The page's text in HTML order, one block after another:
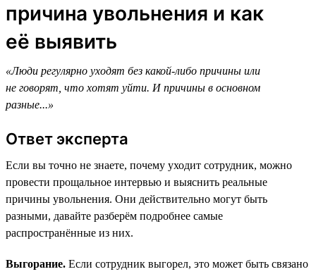
причина увольнения и как
её выявить
«Люди регулярно уходят без какой-либо причины или
не говорят, что хотят уйти. И причины в основном
разные...»
Ответ эксперта
Если вы точно не знаете, почему уходит сотрудник, можно
провести прощальное интервью и выяснить реальные
причины увольнения. Они действительно могут быть
разными, давайте разберём подробнее самые
распространённые из них.
Выгорание. Если сотрудник выгорел, это может быть связано